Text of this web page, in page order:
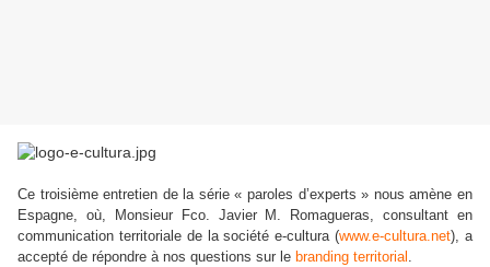
Ce troisième entretien de la série « paroles d’experts » nous amène en
Espagne, où, Monsieur Fco. Javier M. Romagueras, consultant en
communication territoriale de la société e-cultura (www.e-cultura.net), a
accepté de répondre à nos questions sur le branding territorial .